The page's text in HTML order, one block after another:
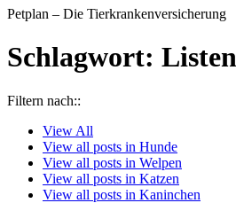
Petplan – Die Tierkrankenversicherung
Schlagwort:
Filtern nach::
View All
View all posts in Hunde
View all posts in Welpen
View all posts in Katzen
View all posts in Kaninchen